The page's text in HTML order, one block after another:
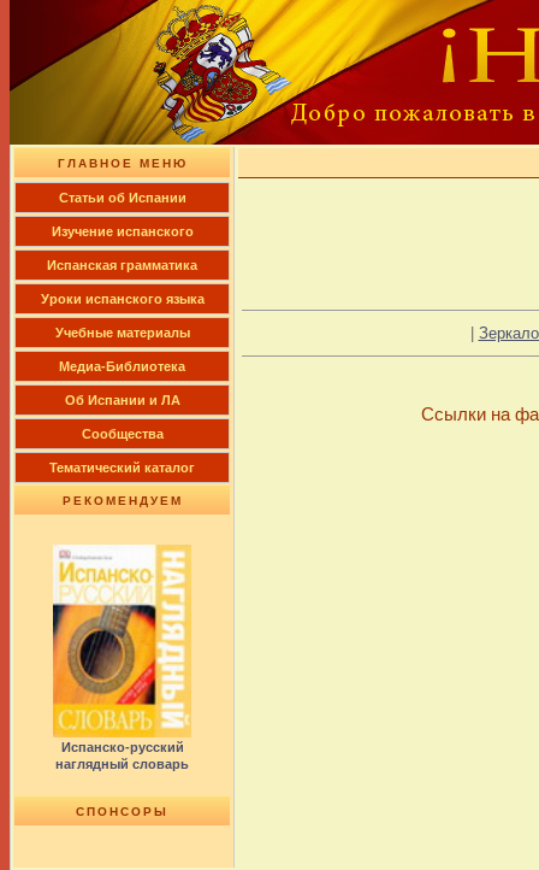
ГЛАВНОЕ МЕНЮ
Cтатьи об Испании
Изучение испанского
Испанская грамматика
Уроки испанского языка
Учебные материалы
Медиа-Библиотека
Об Испании и ЛА
Сообщества
Тематический каталог
РЕКОМЕНДУЕМ
Испанско-русский
наглядный словарь
СПОНСОРЫ
Ссылки на